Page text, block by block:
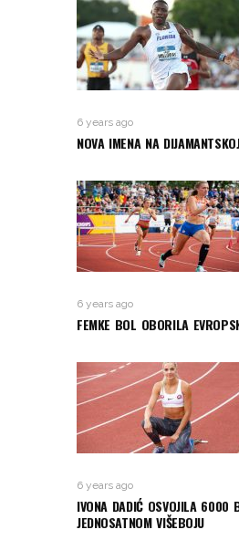
6 years ago
NOVA IMENA NA
6 years ago
FEMKE BOL OBORILA
6 years ago
IVONA DADIĆ OSVOJILA 6000
JEDNOSATNOM VIŠEBOJU